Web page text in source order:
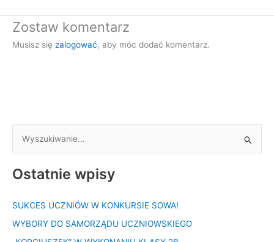
Zostaw komentarz
Musisz się zalogować, aby móc dodać komentarz.
u
a
j
Ostatnie wpisy
SUKCES UCZNIÓW W KONKURSIE SOWA!
WYBORY DO SAMORZĄDU UCZNIOWSKIEGO